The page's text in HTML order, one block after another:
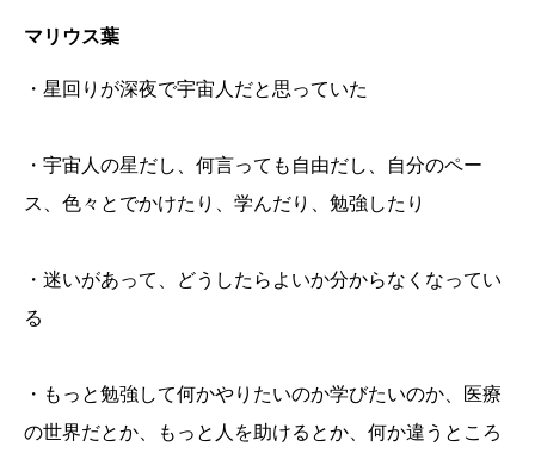
マリウス葉
・星回りが深夜で宇宙人だと思っていた
・宇宙人の星だし、何言っても自由だし、自分のペー
ス、色々とでかけたり、学んだり、勉強したり
・迷いがあって、どうしたらよいか分からなくなってい
る
・もっと勉強して何かやりたいのか学びたいのか、医療
の世界だとか、もっと人を助けるとか、何か違うところ